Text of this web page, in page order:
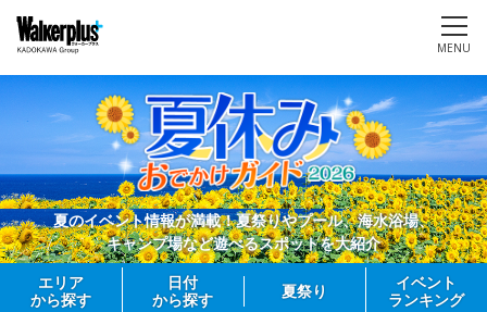
MENU
夏のイベント情報が満載！夏祭りやプール、海水浴場、
キャンプ場など遊べるスポットを大紹介
エリア
から探す
日付
から探す
夏祭り
イベント
ランキング